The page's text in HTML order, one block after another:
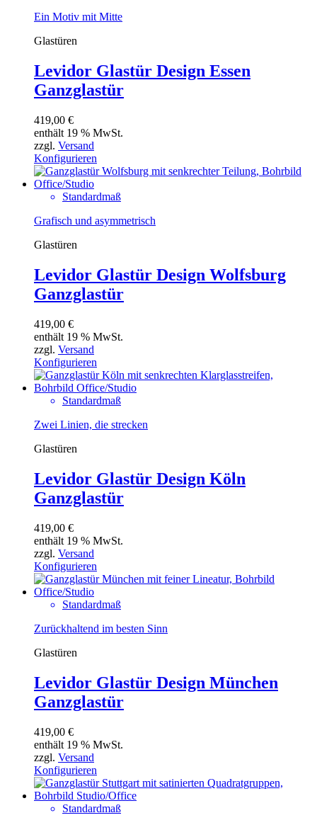
Ein Motiv mit Mitte
Glastüren
Levidor Glastür Design Essen
Ganzglastür
419,00 €
enthält 19 % MwSt.
zzgl. Versand
Konfigurieren
Standardmaß
Grafisch und asymmetrisch
Glastüren
Levidor Glastür Design Wolfsburg
Ganzglastür
419,00 €
enthält 19 % MwSt.
zzgl. Versand
Konfigurieren
Standardmaß
Zwei Linien, die strecken
Glastüren
Levidor Glastür Design Köln
Ganzglastür
419,00 €
enthält 19 % MwSt.
zzgl. Versand
Konfigurieren
Standardmaß
Zurückhaltend im besten Sinn
Glastüren
Levidor Glastür Design München
Ganzglastür
419,00 €
enthält 19 % MwSt.
zzgl. Versand
Konfigurieren
Standardmaß